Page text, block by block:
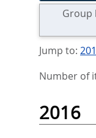
Group
Jump to:
Number of
2016